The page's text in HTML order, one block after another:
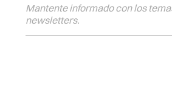
Mantente informado con los
newsletters.